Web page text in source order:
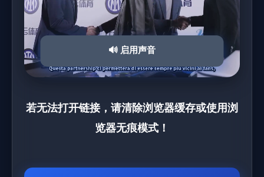
🔊 启用声音
若无法打开链接，请清除浏览器缓存或使用浏
览器无痕模式！